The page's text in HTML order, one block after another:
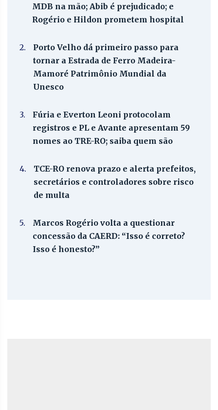
MDB na mão; Abib é prejudicado; e
Rogério e Hildon prometem hospital
2.
Porto Velho dá primeiro passo para
tornar a Estrada de Ferro Madeira-
Mamoré Patrimônio Mundial da
Unesco
3.
Fúria e Everton Leoni protocolam
registros e PL e Avante apresentam 59
nomes ao TRE-RO; saiba quem são
4.
TCE-RO renova prazo e alerta prefeitos,
secretários e controladores sobre risco
de multa
5.
Marcos Rogério volta a questionar
concessão da CAERD: “Isso é correto?
Isso é honesto?”